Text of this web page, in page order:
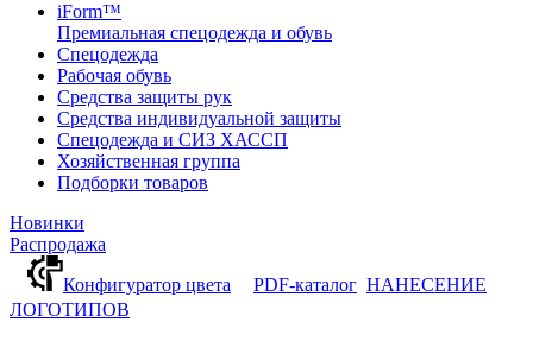
iForm™
Премиальная спецодежда и обувь
Спецодежда
Рабочая обувь
Средства защиты рук
Средства индивидуальной защиты
Спецодежда и СИЗ ХАССП
Хозяйственная группа
Подборки товаров
Новинки
Распродажа
Конфигуратор цвета
PDF-каталог НАНЕСЕНИЕ
ЛОГОТИПОВ